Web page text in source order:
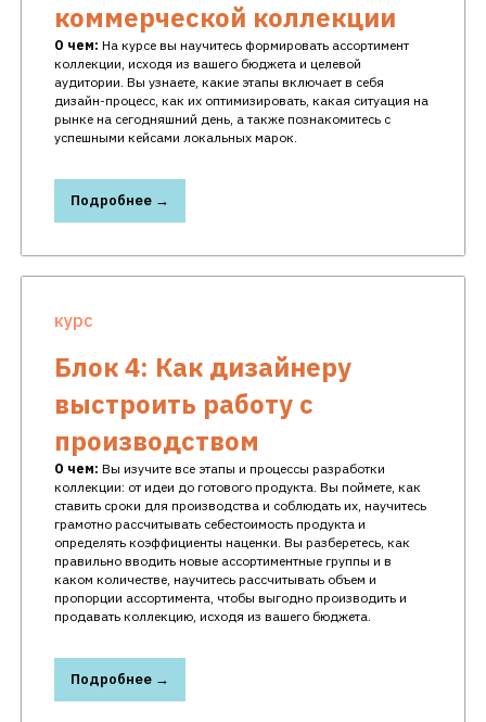
коммерческой коллекции
О чем: На курсе вы научитесь формировать ассортимент
коллекции, исходя из вашего бюджета и целевой
аудитории. Вы узнаете, какие этапы включает в себя
дизайн-процесс, как их оптимизировать, какая ситуация на
рынке на сегодняшний день, а также познакомитесь с
успешными кейсами локальных марок.
Подробнее →
курс
Блок 4: Как дизайнеру
выстроить работу с
производством
О чем: Вы изучите все этапы и процессы разработки
коллекции: от идеи до готового продукта. Вы поймете, как
ставить сроки для производства и соблюдать их, научитесь
грамотно рассчитывать себестоимость продукта и
определять коэффициенты наценки. Вы разберетесь, как
правильно вводить новые ассортиментные группы и в
каком количестве, научитесь рассчитывать объем и
пропорции ассортимента, чтобы выгодно производить и
продавать коллекцию, исходя из вашего бюджета.
Подробнее →